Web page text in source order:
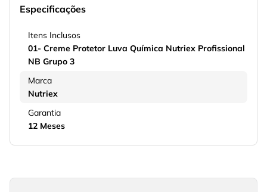
Especificações
Itens Inclusos
01- Creme Protetor Luva Química Nutriex Profissional
NB Grupo 3
Marca
Nutriex
Garantia
12 Meses